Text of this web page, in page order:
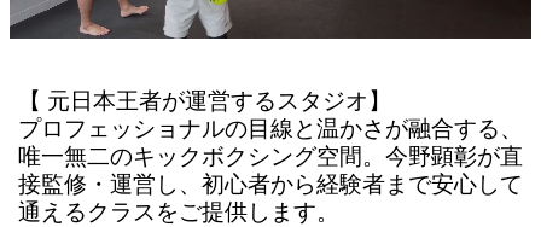
【 元日本王者が運営するスタジオ】
プロフェッショナルの目線と温かさが融合する、
唯一無二のキックボクシング空間。今野顕彰が直
接監修・運営し、初心者から経験者まで安心して
通えるクラスをご提供します。